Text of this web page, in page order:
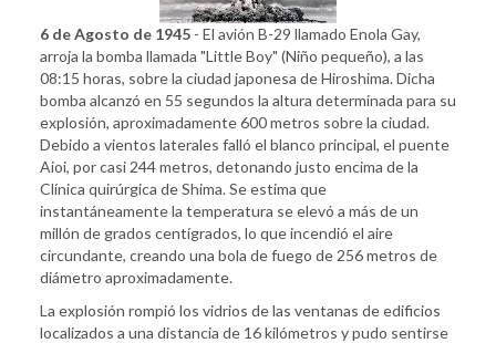
6 de Agosto de 1945 - El avión B-29 llamado Enola Gay,
arroja la bomba llamada "Little Boy" (Niño pequeño), a las
08:15 horas, sobre la ciudad japonesa de Hiroshima. Dicha
bomba alcanzó en 55 segundos la altura determinada para su
explosión, aproximadamente 600 metros sobre la ciudad.
Debido a vientos laterales falló el blanco principal, el puente
Aioi, por casi 244 metros, detonando justo encima de la
Clínica quirúrgica de Shima. Se estima que
instantáneamente la temperatura se elevó a más de un
millón de grados centígrados, lo que incendió el aire
circundante, creando una bola de fuego de 256 metros de
diámetro aproximadamente.
La explosión rompió los vidrios de las ventanas de edificios
localizados a una distancia de 16 kilómetros y pudo sentirse